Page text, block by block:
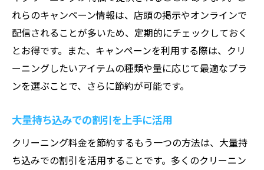
れらのキャンペーン情報は、店頭の掲示やオンラインで
配信されることが多いため、定期的にチェックしておく
とお得です。また、キャンペーンを利用する際は、クリ
ーニングしたいアイテムの種類や量に応じて最適なプラ
ンを選ぶことで、さらに節約が可能です。
大量持ち込みでの割引を上手に活用
クリーニング料金を節約するもう一つの方法は、大量持
ち込みでの割引を活用することです。多くのクリーニン